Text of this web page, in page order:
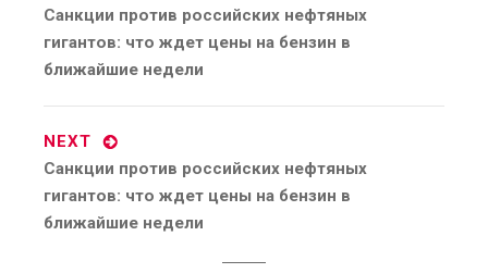
Previous
post:
Санкции против российских нефтяных
гигантов: что ждет цены на бензин в
ближайшие недели
NEXT
Next
post:
Санкции против российских нефтяных
гигантов: что ждет цены на бензин в
ближайшие недели